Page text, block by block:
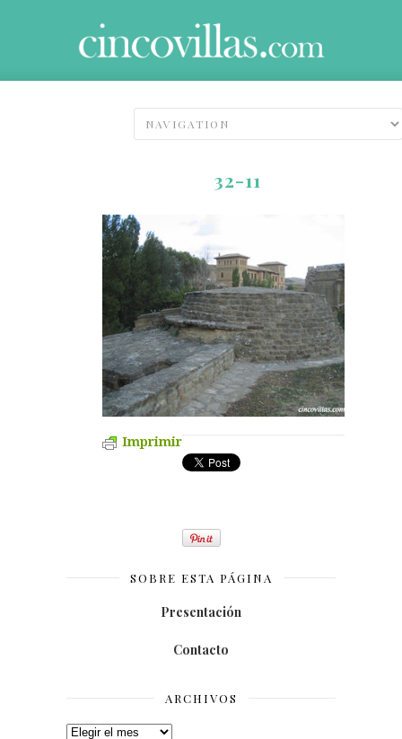
32-11
Imprimir
SOBRE ESTA PÁGINA
Presentación
Contacto
ARCHIVOS
Archivos